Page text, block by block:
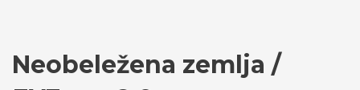
Neobeležena zemlja /